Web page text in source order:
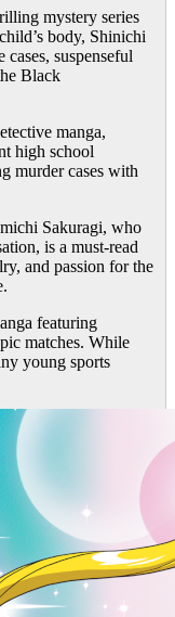
mystery series
body, Shinichi
suspenseful
Black
manga,
high school
murder cases with
Sakuragi, who
is a must-read
and passion for the
featuring
matches. While
young sports